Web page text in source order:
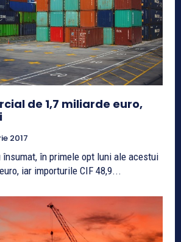
de 1,7 miliarde euro,
2017
însumat, în primele opt luni ale acestui
iar importurile CIF 48,9...